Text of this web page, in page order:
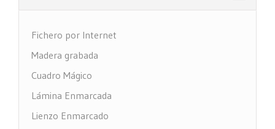
Fichero por Internet
Madera grabada
Cuadro Mágico
Lámina Enmarcada
Lienzo Enmarcado